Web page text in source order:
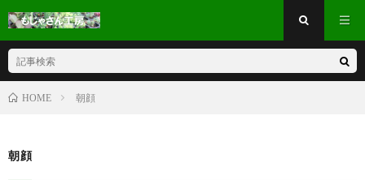
HOME 朝顔
朝顔